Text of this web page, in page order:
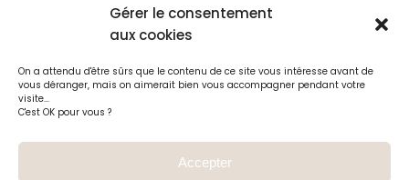
Gérer le consentement
aux cookies
On a attendu d'être sûrs que le contenu de ce site vous intéresse avant de
vous déranger, mais on aimerait bien vous accompagner pendant votre
visite...
C'est OK pour vous ?
Accepter
UE), dans le cadre de la réponse de l’Union
européenne à la pandémie COVID-19. L’Europe
s’engage à La Réunion